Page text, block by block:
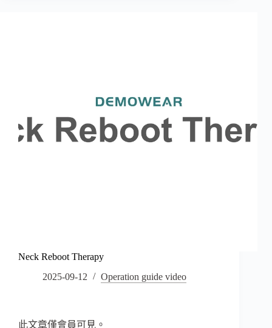
Neck Reboot Therapy
2025-09-12
Operation guide video
此文章僅會員可見。